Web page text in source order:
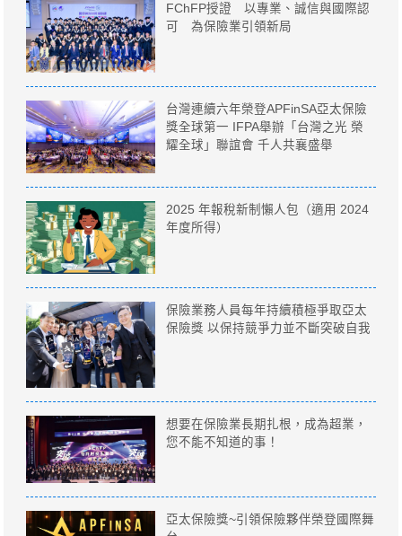
FChFP授證 以專業、誠信與國際認
可 為保險業引領新局
台灣連續六年榮登APFinSA亞太保險
獎全球第一 IFPA舉辦「台灣之光 榮
耀全球」聯誼會 千人共襄盛舉
2025 年報稅新制懶人包（適用 2024
年度所得）
保險業務人員每年持續積極爭取亞太
保險獎 以保持競爭力並不斷突破自我
想要在保險業長期扎根，成為超業，
您不能不知道的事！
亞太保險獎~引領保險夥伴榮登國際舞